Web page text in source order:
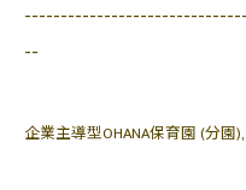
--
企業主導型OHANA保育園 (分園)